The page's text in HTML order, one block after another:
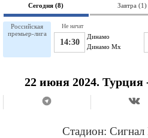
Сегодня (8) Завтра (1)
Российская
премьер-лига
Динамо
14:30 Динамо Мх
Не начат
22 июня 2024. Турция
Стадион: